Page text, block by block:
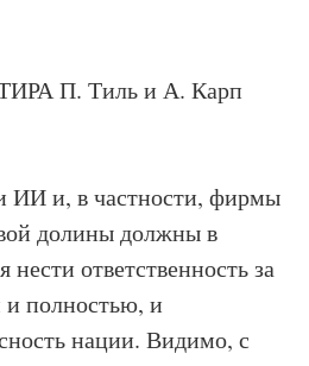
П. Тиль и А. Карп
ИИ и, в частности, фирмы
долины должны в
ответственность за
полностью, и
нации. Видимо, с